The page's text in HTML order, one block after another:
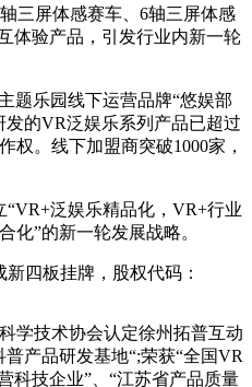
三屏体感赛车、6轴三屏体感
体验产品，引发行业内新一轮
乐园线下运营品牌“悠娱部
的VR泛娱乐系列产品已超过
权。线下加盟商突破1000家，
泛娱乐精品化，VR+行业
化”的新一轮发展战略。
四板挂牌，股权代码：
技术协会认定徐州拓普互动
产品研发基地“;荣获“全国VR
科技企业”、“江苏省产品质量